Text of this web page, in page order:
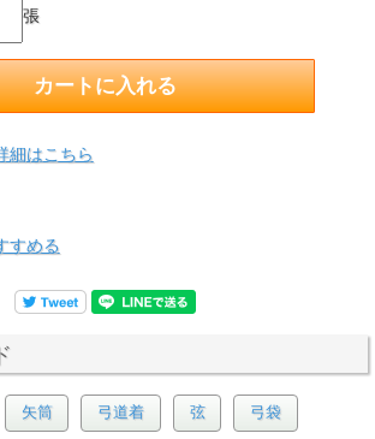
張
細はこちら
すめる
矢筒 弓道着 弦 弓袋